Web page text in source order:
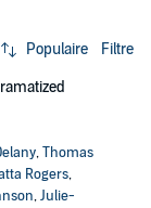
Populaire Filtre
,Thomas
Rogers,
,Julie-